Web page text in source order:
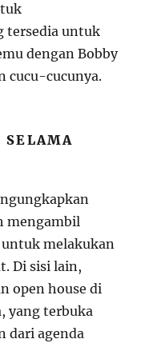
tersedia untuk
dengan Bobby
cucu-cucunya.
mengambil
melakukan
Di sisi lain,
open house di
yang terbuka
dari agenda